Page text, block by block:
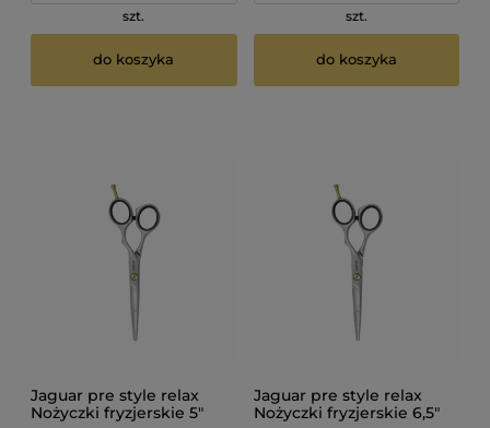
szt.
do koszyka
szt.
do koszyka
Jaguar pre style relax
Nożyczki fryzjerskie 5"
Jaguar pre style relax
Nożyczki fryzjerskie 6,5"